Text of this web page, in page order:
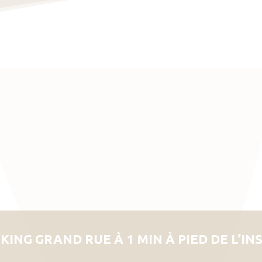
GRAND RUE À 1 MIN À PIED DE